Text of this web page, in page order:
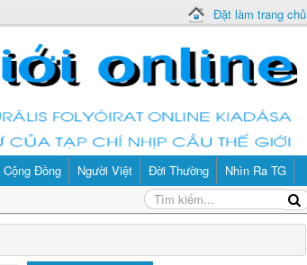
Đặt làm trang chủ
Cộng Đồng Người Việt Đời Thường Nhìn Ra TG